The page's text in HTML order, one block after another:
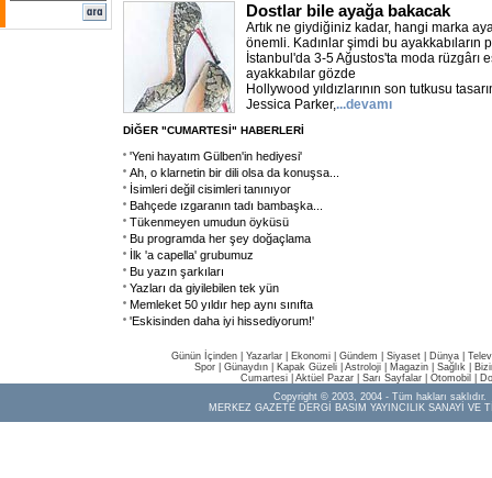
Dostlar bile ayağa bakacak
Artık ne giydiğiniz kadar, hangi marka
önemli. Kadınlar şimdi bu ayakkabıların
İstanbul'da 3-5 Ağustos'ta moda rüzgârı
ayakkabılar gözde
Hollywood yıldızlarının son tutkusu
Jessica Parker,...devamı
DİĞER "CUMARTESİ" HABERLERİ
'Yeni hayatım Gülben'in hediyesi'
Ah, o klarnetin bir dili olsa da konuşsa...
İsimleri değil cisimleri tanınıyor
Bahçede ızgaranın tadı bambaşka...
Tükenmeyen umudun öyküsü
Bu programda her şey doğaçlama
İlk 'a capella' grubumuz
Bu yazın şarkıları
Yazları da giyilebilen tek yün
Memleket 50 yıldır hep aynı sınıfta
'Eskisinden daha iyi hissediyorum!'
Günün İçinden Yazarlar Ekonomi Gündem Siyaset Dünya |
Spor
Günaydın Kapak Güzeli Astroloji Magazin Sağlık
Cumartesi| Aktüel Pazar| Sarı Sayfalar| Otomobil
Copyright © 2003, 2004 - Tüm hakları saklıdır.
MERKEZ GAZETE DERGİ BASIM YAYINCILIK SANAYİ VE